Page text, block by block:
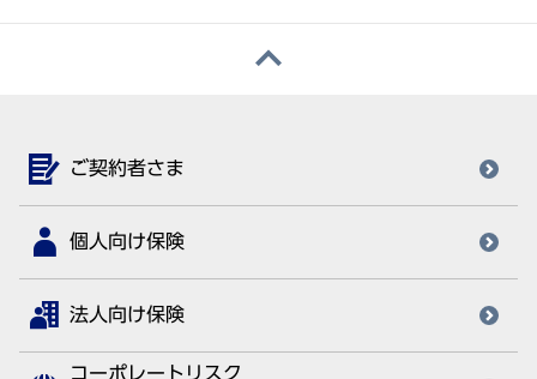
ご契約者さま
個人向け保険
法人向け保険
コーポレートリスク